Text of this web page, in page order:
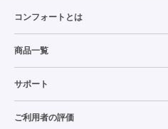
コンフォートとは
商品一覧
サポート
ご利用者の評価